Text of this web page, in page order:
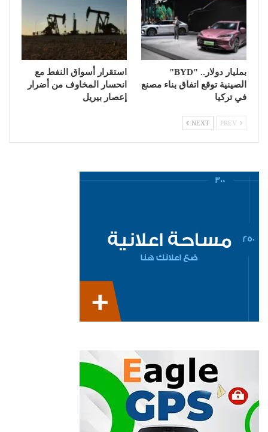
بمليار دولار.. "BYD"
الصينية توقع اتفاق بناء مصنع
في تركيا
استقرار أسواق النفط مع
انحسار المخاوف من أضرار
إعصار بيريل
NEXT